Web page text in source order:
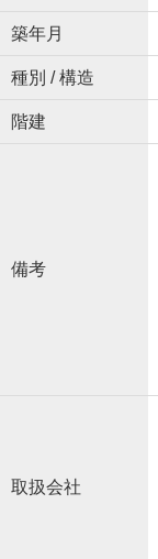
築年月
種別 / 構造
階建
備考
取扱会社